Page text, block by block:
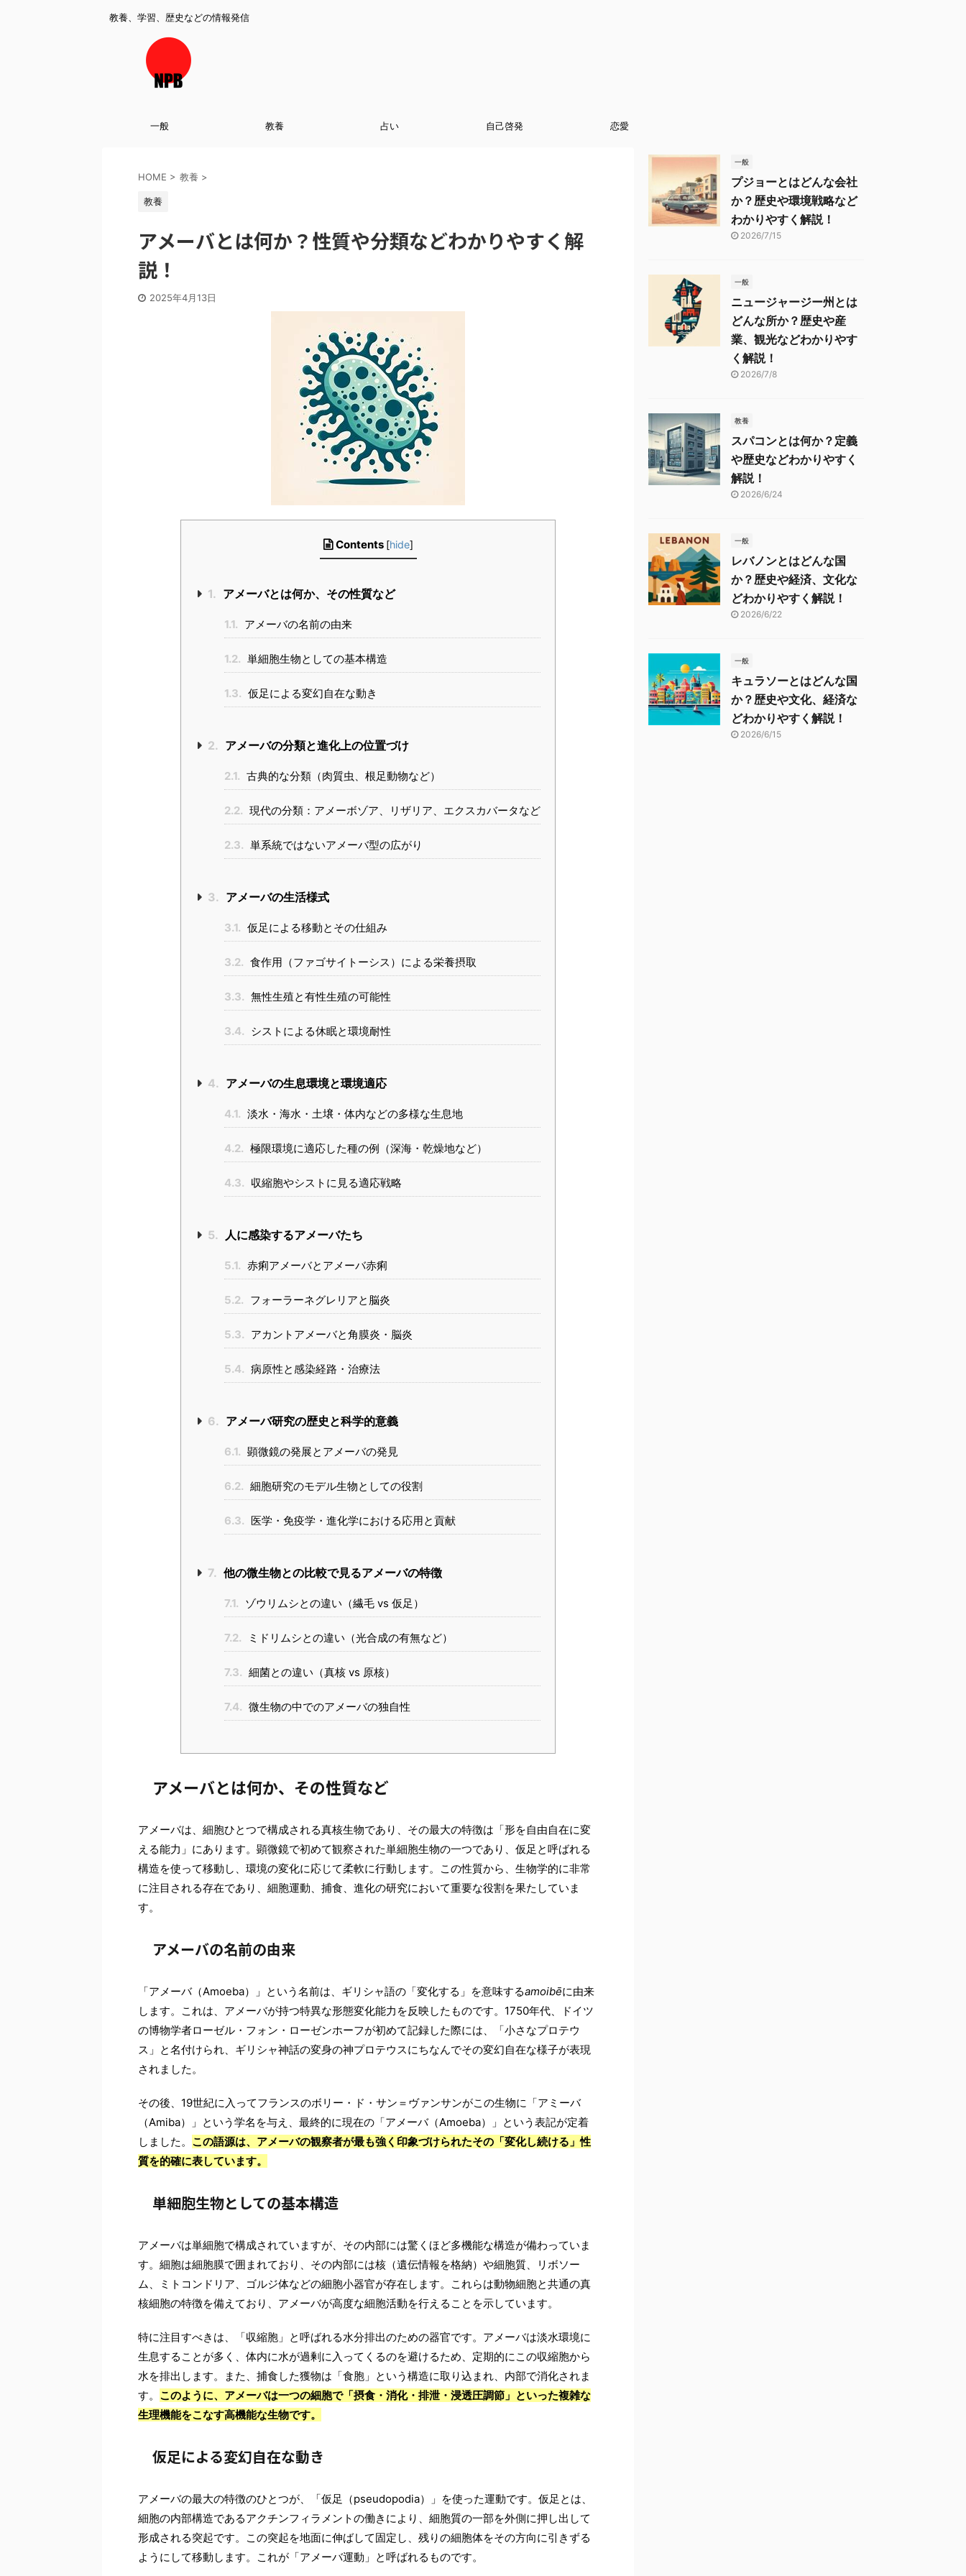
教養、学習、歴史などの情報発信
一般 教養 占い 自己啓発 恋愛
HOME > 教養 >
教養
アメーバとは何か？性質や分類などわかりやすく解
説！
2025年4月13日
Contents [hide]
1. アメーバとは何か、その性質など
1.1. アメーバの名前の由来
1.2. 単細胞生物としての基本構造
1.3. 仮足による変幻自在な動き
2. アメーバの分類と進化上の位置づけ
2.1. 古典的な分類（肉質虫、根足動物など）
2.2. 現代の分類：アメーボゾア、リザリア、エクスカバータなど
2.3. 単系統ではないアメーバ型の広がり
3. アメーバの生活様式
3.1. 仮足による移動とその仕組み
3.2. 食作用（ファゴサイトーシス）による栄養摂取
3.3. 無性生殖と有性生殖の可能性
3.4. シストによる休眠と環境耐性
4. アメーバの生息環境と環境適応
4.1. 淡水・海水・土壌・体内などの多様な生息地
4.2. 極限環境に適応した種の例（深海・乾燥地など）
4.3. 収縮胞やシストに見る適応戦略
5. 人に感染するアメーバたち
5.1. 赤痢アメーバとアメーバ赤痢
5.2. フォーラーネグレリアと脳炎
5.3. アカントアメーバと角膜炎・脳炎
5.4. 病原性と感染経路・治療法
6. アメーバ研究の歴史と科学的意義
6.1. 顕微鏡の発展とアメーバの発見
6.2. 細胞研究のモデル生物としての役割
6.3. 医学・免疫学・進化学における応用と貢献
7. 他の微生物との比較で見るアメーバの特徴
7.1. ゾウリムシとの違い（繊毛 vs 仮足）
7.2. ミドリムシとの違い（光合成の有無など）
7.3. 細菌との違い（真核 vs 原核）
7.4. 微生物の中でのアメーバの独自性
アメーバとは何か、その性質など
アメーバは、細胞ひとつで構成される真核生物であり、その最大の特徴は「形を自由自在に変
える能力」にあります。顕微鏡で初めて観察された単細胞生物の一つであり、仮足と呼ばれる
構造を使って移動し、環境の変化に応じて柔軟に行動します。この性質から、生物学的に非常
に注目される存在であり、細胞運動、捕食、進化の研究において重要な役割を果たしていま
す。
アメーバの名前の由来
「アメーバ（Amoeba）」という名前は、ギリシャ語の「変化する」を意味するamoibēに由来
します。これは、アメーバが持つ特異な形態変化能力を反映したものです。1750年代、ドイツ
の博物学者ローゼル・フォン・ローゼンホーフが初めて記録した際には、「小さなプロテウ
ス」と名付けられ、ギリシャ神話の変身の神プロテウスにちなんでその変幻自在な様子が表現
されました。
その後、19世紀に入ってフランスのボリー・ド・サン＝ヴァンサンがこの生物に「アミーバ
（Amiba）」という学名を与え、最終的に現在の「アメーバ（Amoeba）」という表記が定着
しました。 この語源は、アメーバの観察者が最も強く印象づけられたその「変化し続ける」性
質を的確に表しています。
単細胞生物としての基本構造
アメーバは単細胞で構成されていますが、その内部には驚くほど多機能な構造が備わっていま
す。細胞は細胞膜で囲まれており、その内部には核（遺伝情報を格納）や細胞質、リボソー
ム、ミトコンドリア、ゴルジ体などの細胞小器官が存在します。これらは動物細胞と共通の真
核細胞の特徴を備えており、アメーバが高度な細胞活動を行えることを示しています。
特に注目すべきは、「収縮胞」と呼ばれる水分排出のための器官です。アメーバは淡水環境に
生息することが多く、体内に水が過剰に入ってくるのを避けるため、定期的にこの収縮胞から
水を排出します。また、捕食した獲物は「食胞」という構造に取り込まれ、内部で消化されま
す。 このように、アメーバは一つの細胞で「摂食・消化・排泄・浸透圧調節」といった複雑な
生理機能をこなす高機能な生物です。
仮足による変幻自在な動き
アメーバの最大の特徴のひとつが、「仮足（pseudopodia）」を使った運動です。仮足とは、
細胞の内部構造であるアクチンフィラメントの働きにより、細胞質の一部を外側に押し出して
形成される突起です。この突起を地面に伸ばして固定し、残りの細胞体をその方向に引きずる
ようにして移動します。これが「アメーバ運動」と呼ばれるものです。
一般
プジョーとはどんな会社
か？歴史や環境戦略など
わかりやすく解説！
2026/7/15
一般
ニュージャージー州とは
どんな所か？歴史や産
業、観光などわかりやす
く解説！
2026/7/8
教養
スパコンとは何か？定義
や歴史などわかりやすく
解説！
2026/6/24
一般
レバノンとはどんな国
か？歴史や経済、文化な
どわかりやすく解説！
2026/6/22
一般
キュラソーとはどんな国
か？歴史や文化、経済な
どわかりやすく解説！
2026/6/15